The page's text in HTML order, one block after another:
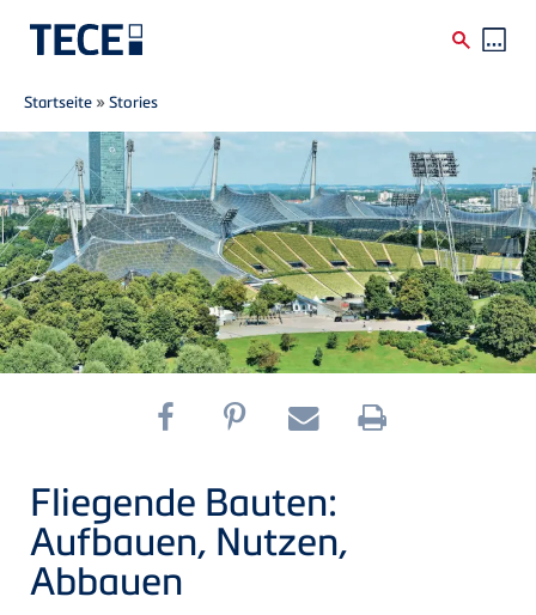
Direkt zum Inhalt
Breadcrumb
Startseite »Stories
Fliegende Bauten:
Aufbauen, Nutzen,
Abbauen